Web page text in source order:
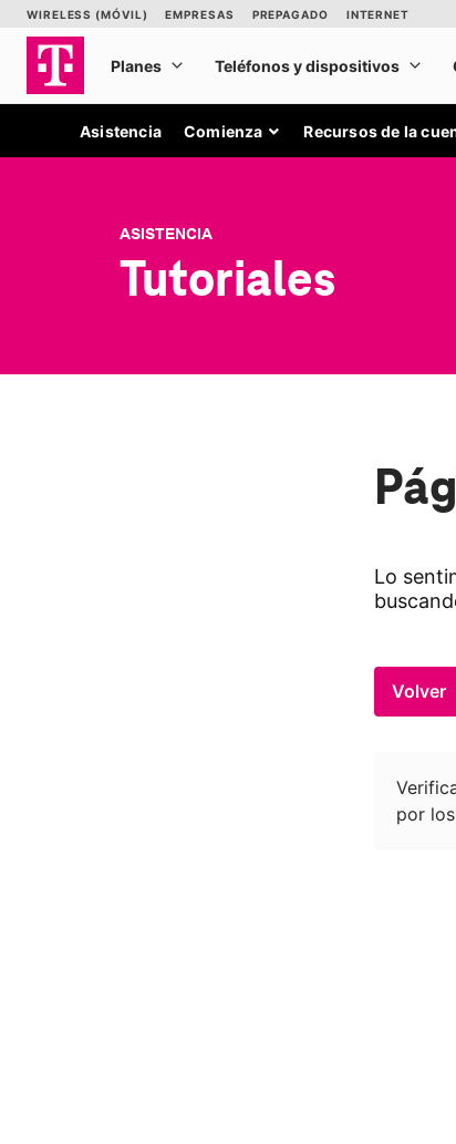
Asistencia Comienza Recursos de la
ASISTENCIA
Tutoriales